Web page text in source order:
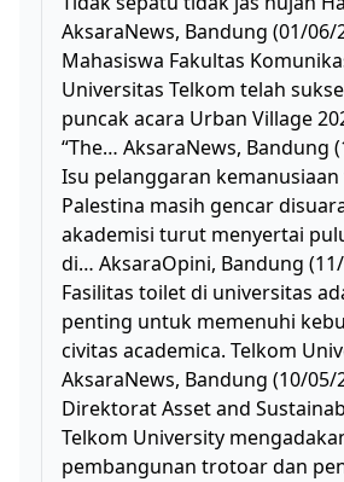
AksaraNews, Bandung (01/
Mahasiswa Fakultas
Universitas Telkom telah
puncak acara Urban Village
“The… AksaraNews, Bandung
Isu pelanggaran
Palestina masih gencar
akademisi turut menyertai
di… AksaraOpini, Bandung
Fasilitas toilet di universitas
penting untuk memenuhi
civitas academica. Telkom
AksaraNews, Bandung (10/
Direktorat Asset and
Telkom University
pembangunan trotoar dan